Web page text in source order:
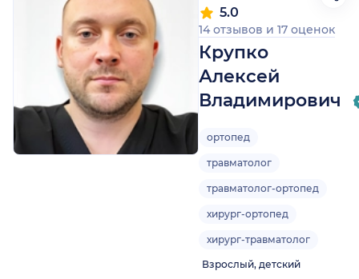
Крупко
Алексей
Владимирович
5.0
14 отзывов и 17 оценок
ортопед
травматолог
травматолог-ортопед
хирург-ортопед
хирург-травматолог
Взрослый, детский